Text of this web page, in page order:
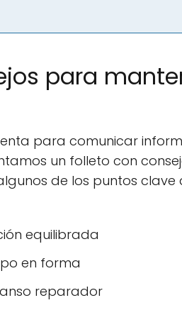
para
para comunicar
un folleto con
de los puntos
equilibrada
en forma
reparador